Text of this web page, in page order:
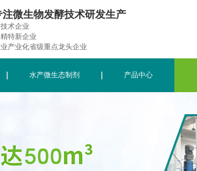
注微生物发酵技术研发生产
术企业
特新企业
产业化省级重点龙头企业
水产微生态制剂 产品中心